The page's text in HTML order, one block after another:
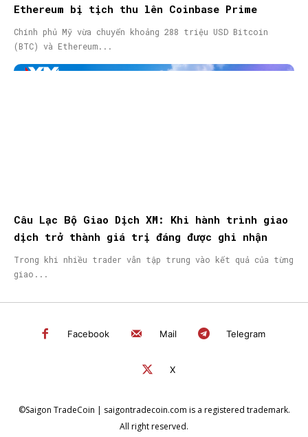
Ethereum bị tịch thu lên Coinbase Prime
Chính phủ Mỹ vừa chuyển khoảng 288 triệu USD Bitcoin
(BTC) và Ethereum...
Câu Lạc Bộ Giao Dịch XM: Khi hành trình giao
dịch trở thành giá trị đáng được ghi nhận
Trong khi nhiều trader vẫn tập trung vào kết quả của từng
giao...
Facebook Mail Telegram
X
©Saigon TradeCoin | saigontradecoin.com is a registered trademark.
All right reserved.